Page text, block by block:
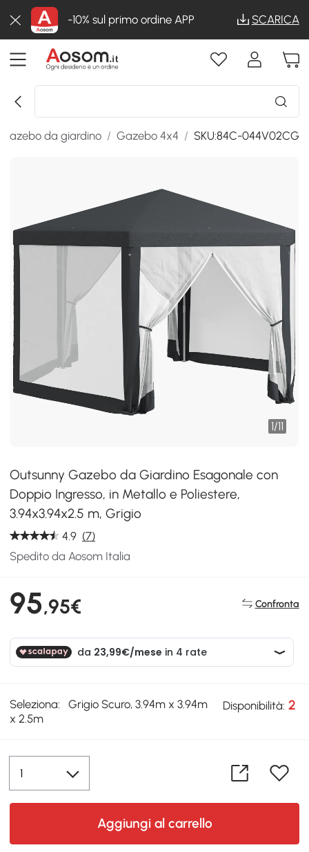
-10% sul primo ordine APP SCARICA
Gazebo da giardino / Gazebo 4x4 / SKU:84C-044V02CG
1/11
Outsunny Gazebo da Giardino Esagonale con
Doppio Ingresso, in Metallo e Poliestere,
3.94x3.94x2.5 m, Grigio
4.9 (7)
Spedito da Aosom Italia
95,95€ Confronta
Seleziona:
Grigio Scuro, 3.94m x 3.94m
x 2.5m
Disponibilità: 2
Aggiungi al carrello